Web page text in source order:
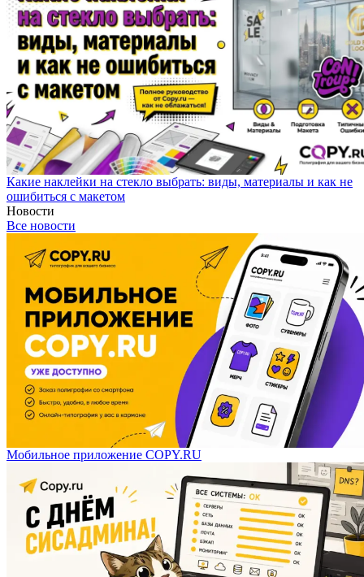
Какие наклейки на стекло выбрать: виды, материалы и как не
ошибиться с макетом
Новости
Все новости
Мобильное приложение COPY.RU